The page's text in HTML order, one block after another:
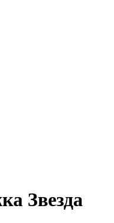
Звезда